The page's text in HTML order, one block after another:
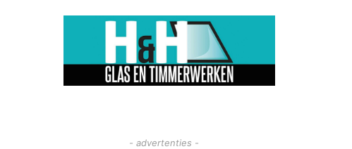
- advertenties -